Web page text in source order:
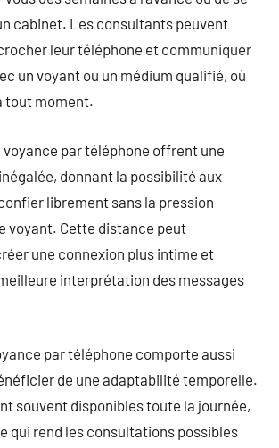
cabinet. Les consultants peuvent
leur téléphone et communiquer
un voyant ou un médium qualifié, où
tout moment.
voyance par téléphone offrent une
donnant la possibilité aux
librement sans la pression
voyant. Cette distance peut
une connexion plus intime et
interprétation des messages
par téléphone comporte aussi
de une adaptabilité temporelle.
souvent disponibles toute la journée,
qui rend les consultations possibles